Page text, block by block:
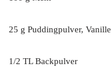
25 g Puddingpulver, Vanille
1/2 TL Backpulver